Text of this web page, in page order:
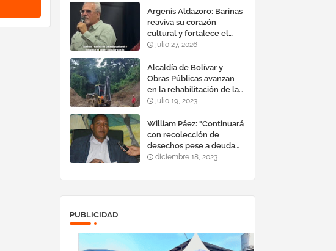
Argenis Aldazoro: Barinas
reaviva su corazón
cultural y fortalece el
poder popular con la
esteban ruiz guevara
julio 27, 2026
Alcaldía de Bolívar y
Obras Públicas avanzan
en la rehabilitación de la
vía a Calderas
julio 19, 2023
William Páez: "Continuará
con recolección de
desechos pese a deuda
de comercios"
diciembre 18, 2023
PUBLICIDAD